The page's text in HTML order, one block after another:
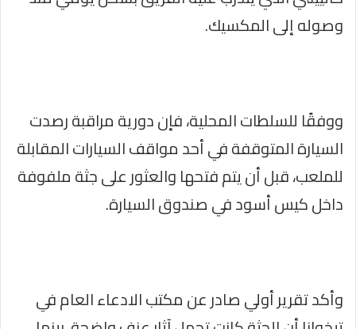
وصوله إلى المكسيك.
ووفقًا للسلطات المحلية، فإن دورية مراقبة رصدت
السيارة المتوقفة في أحد مواقف السيارات المقابلة
للملعب، قبل أن يتم فتحها والعثور على جثة ملفوفة
داخل كيس أسود في صندوق السيارة.
وأكد تقرير أولي صادر عن مكتب الادعاء العام في